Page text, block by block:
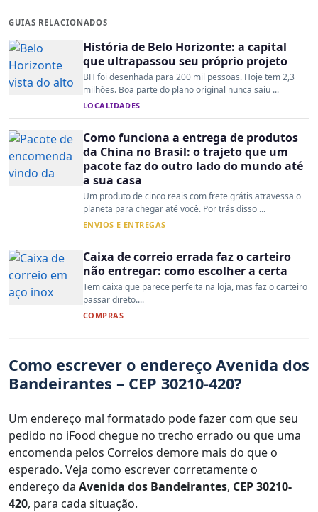
GUIAS RELACIONADOS
História de Belo Horizonte: a capital
que ultrapassou seu próprio projeto
BH foi desenhada para 200 mil pessoas. Hoje tem 2,3
milhões. Boa parte do plano original nunca saiu ...
LOCALIDADES
Como funciona a entrega de produtos
da China no Brasil: o trajeto que um
pacote faz do outro lado do mundo até
a sua casa
Um produto de cinco reais com frete grátis atravessa o
planeta para chegar até você. Por trás disso ...
ENVIOS E ENTREGAS
Caixa de correio errada faz o carteiro
não entregar: como escolher a certa
Tem caixa que parece perfeita na loja, mas faz o carteiro
passar direto....
COMPRAS
Como escrever o endereço Avenida dos
Bandeirantes – CEP 30210-420?
Um endereço mal formatado pode fazer com que seu
pedido no iFood chegue no trecho errado ou que uma
encomenda pelos Correios demore mais do que o
esperado. Veja como escrever corretamente o
endereço da Avenida dos Bandeirantes, CEP 30210-
420, para cada situação.